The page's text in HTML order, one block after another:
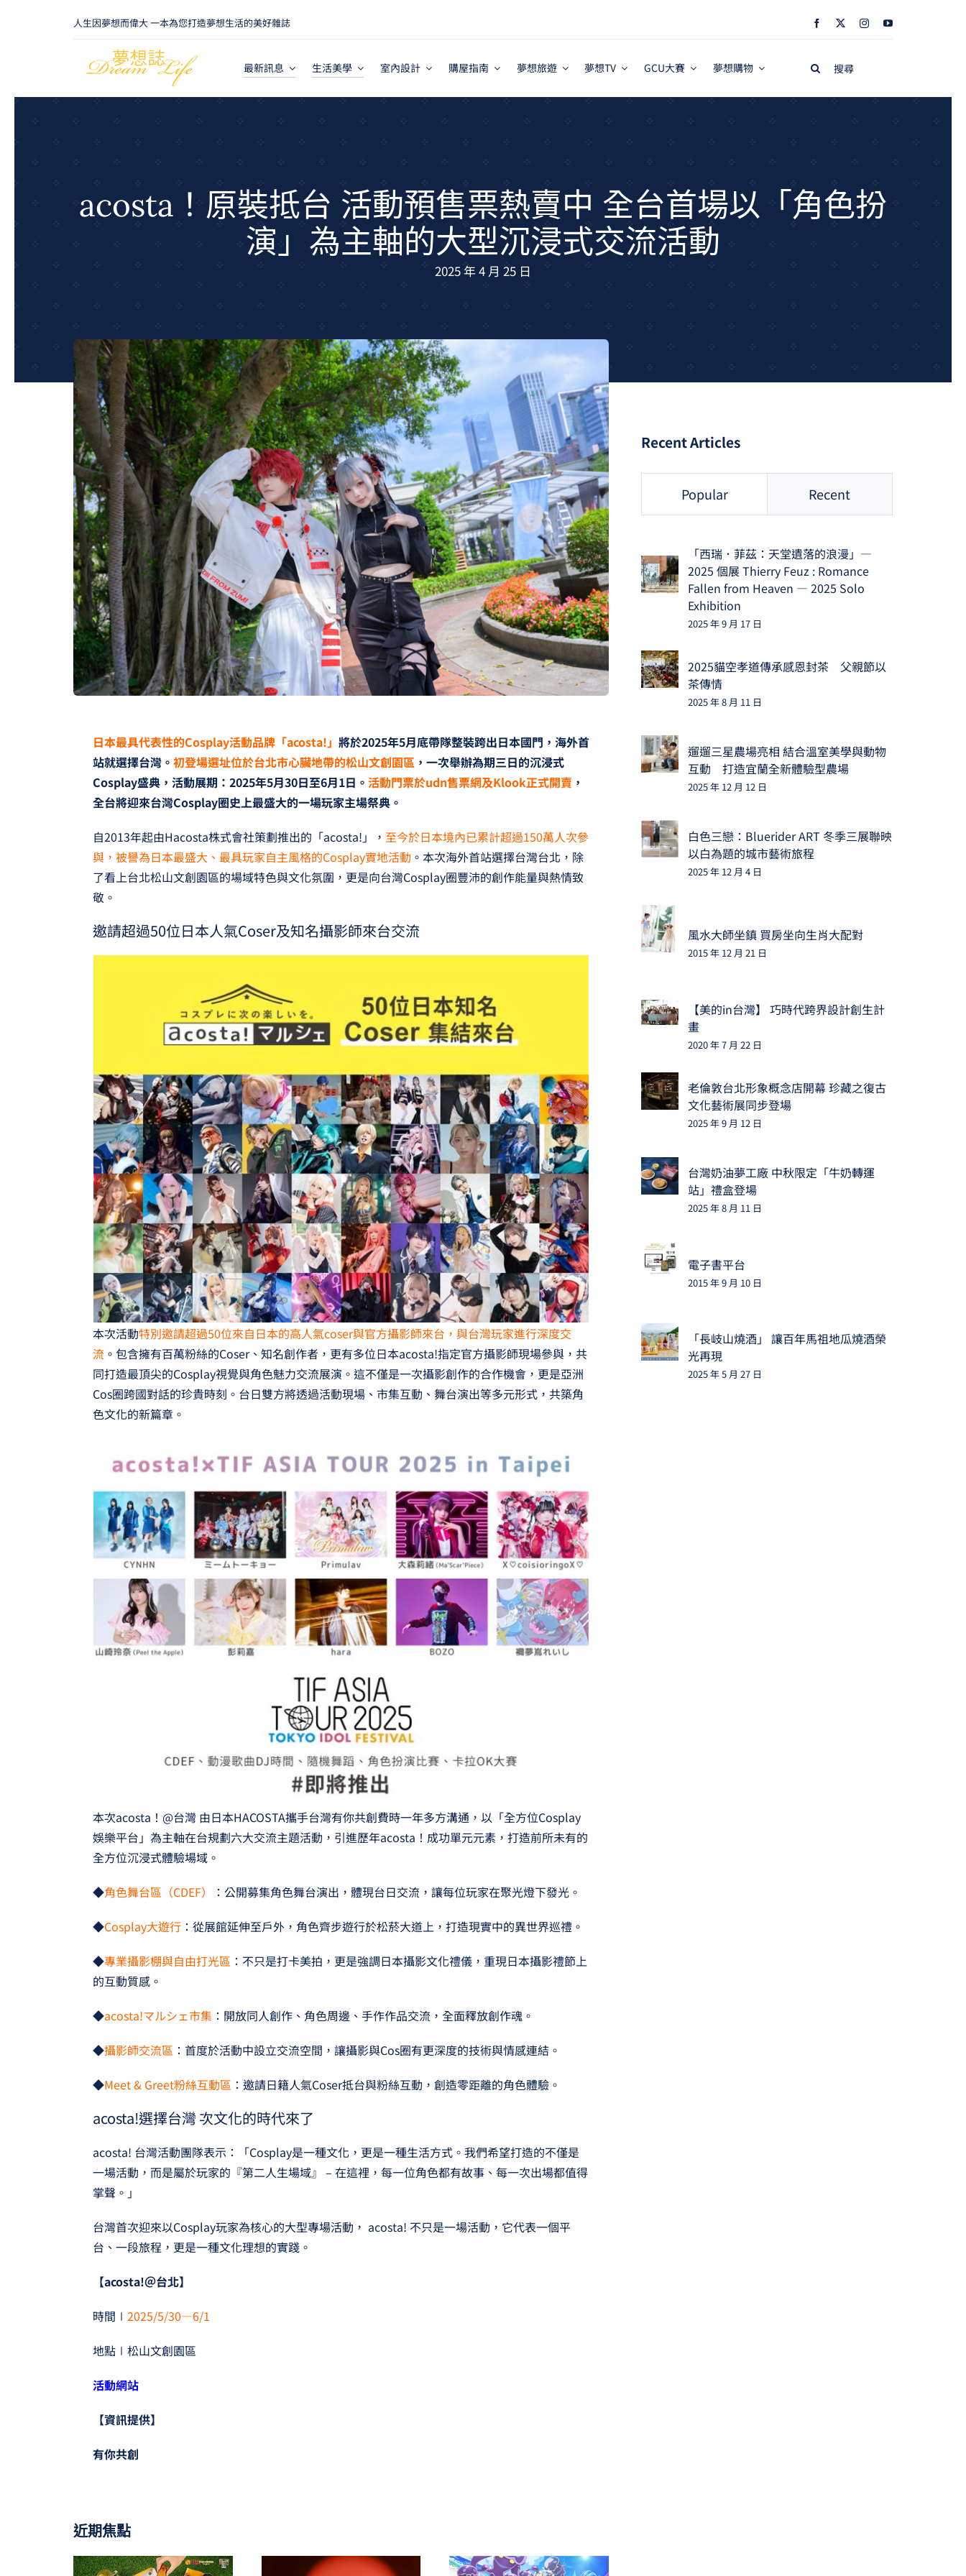
人生因夢想而偉大 一本為您打造夢想生活的美好雜誌
最新訊息 生活美學 室內設計 購屋指南 夢想旅遊 夢想TV GCU大賽 夢想購物
Search
acosta！原裝抵台 活動預售票熱賣中 全台首場以「角色扮
演」為主軸的大型沉浸式交流活動
2025 年 4 月 25 日
日本最具代表性的Cosplay活動品牌「acosta!」 將於2025年5月底帶隊整裝跨出日本國門，海外首
站就選擇台灣。 初登場選址位於台北市心臟地帶的松山文創園區，一次舉辦為期三日的沉浸式
Cosplay盛典，活動展期：2025年5月30日至6月1日。 活動門票於udn售票網及Klook正式開賣 ，
全台將迎來台灣Cosplay圈史上最盛大的一場玩家主場祭典。
自2013年起由Hacosta株式會社策劃推出的「acosta!」， 至今於日本境內已累計超過150萬人次參
與，被譽為日本最盛大、最具玩家自主風格的Cosplay實地活動 。本次海外首站選擇台灣台北，除
了看上台北松山文創園區的場域特色與文化氛圍，更是向台灣Cosplay圈豐沛的創作能量與熱情致
敬。
邀請超過50位日本人氣Coser及知名攝影師來台交流
本次活動特別邀請超過50位來自日本的高人氣coser與官方攝影師來台，與台灣玩家進行深度交
流 。包含擁有百萬粉絲的Coser、知名創作者，更有多位日本acosta!指定官方攝影師現場參與，共
同打造最頂尖的Cosplay視覺與角色魅力交流展演。這不僅是一次攝影創作的合作機會，更是亞洲
Cos圈跨國對話的珍貴時刻。台日雙方將透過活動現場、市集互動、舞台演出等多元形式，共築角
色文化的新篇章。
本次acosta！@台灣 由日本HACOSTA攜手台灣有你共創費時一年多方溝通，以「全方位Cosplay
娛樂平台」為主軸在台規劃六大交流主題活動，引進歷年acosta！成功單元元素，打造前所未有的
全方位沉浸式體驗場域。
◆角色舞台區（CDEF）
：公開募集角色舞台演出，體現台日交流，讓每位玩家在聚光燈下發光。
◆Cosplay大遊行：從展館延伸至戶外，角色齊步遊行於松菸大道上，打造現實中的異世界巡禮。
◆專業攝影棚與自由打光區 ：不只是打卡美拍，更是強調日本攝影文化禮儀，重現日本攝影禮節上
的互動質感。
◆acosta!マルシェ市集 ：開放同人創作、角色周邊、手作作品交流，全面釋放創作魂。
◆攝影師交流區 ：首度於活動中設立交流空間，讓攝影與Cos圈有更深度的技術與情感連結。
◆Meet & Greet粉絲互動區 ：邀請日籍人氣Coser抵台與粉絲互動，創造零距離的角色體驗。
acosta!選擇台灣 次文化的時代來了
acosta! 台灣活動團隊表示：「Cosplay是一種文化，更是一種生活方式。我們希望打造的不僅是
一場活動，而是屬於玩家的『第二人生場域』 – 在這裡，每一位角色都有故事、每一次出場都值得
掌聲。」
台灣首次迎來以Cosplay玩家為核心的大型專場活動， acosta! 不只是一場活動，它代表一個平
台、一段旅程，更是一種文化理想的實踐。
【acosta!＠台北】
時間∣ 2025/5/30—6/1
地點∣松山文創園區
活動網站
【資訊提供】
有你共創
近期焦點
Recent Articles
Popular Recent
「西瑞．菲茲：天堂遺落的浪漫」—
2025 個展 Thierry Feuz : Romance
Fallen from Heaven — 2025 Solo
Exhibition
2025 年 9 月 17 日
2025貓空孝道傳承感恩封茶 父親節以
茶傳情
2025 年 8 月 11 日
遛遛三星農場亮相 結合溫室美學與動物
互動 打造宜蘭全新體驗型農場
2025 年 12 月 12 日
白色三戀：Bluerider ART 冬季三展聯映
以白為題的城市藝術旅程
2025 年 12 月 4 日
風水大師坐鎮 買房坐向生肖大配對
2015 年 12 月 21 日
【美的in台灣】 巧時代跨界設計創生計
畫
2020 年 7 月 22 日
老倫敦台北形象概念店開幕 珍藏之復古
文化藝術展同步登場
2025 年 9 月 12 日
台灣奶油夢工廠 中秋限定「牛奶轉運
站」禮盒登場
2025 年 8 月 11 日
電子書平台
2015 年 9 月 10 日
「長岐山燒酒」 讓百年馬祖地瓜燒酒榮
光再現
2025 年 5 月 27 日